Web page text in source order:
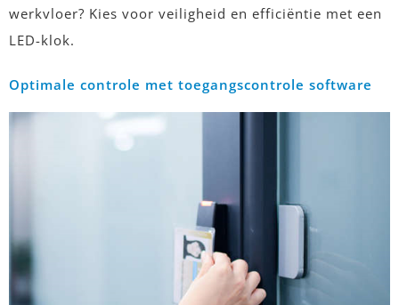
werkvloer? Kies voor veiligheid en efficiëntie met een
LED-klok.
Optimale controle met toegangscontrole software